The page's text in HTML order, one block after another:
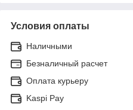
Условия оплаты
Наличными
Безналичный расчет
Оплата курьеру
Kaspi Pay